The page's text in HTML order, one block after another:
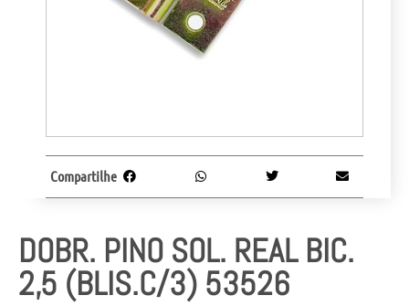
DOBR. PINO SOL. REAL BIC.
2,5 (BLIS.C/3) 53526
Compartilhe